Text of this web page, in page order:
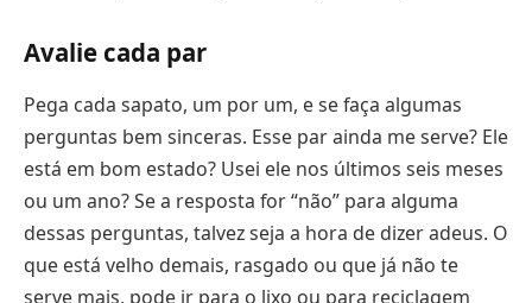
Avalie cada par
Pega cada sapato, um por um, e se faça algumas
perguntas bem sinceras. Esse par ainda me serve? Ele
está em bom estado? Usei ele nos últimos seis meses
ou um ano? Se a resposta for “não” para alguma
dessas perguntas, talvez seja a hora de dizer adeus. O
que está velho demais, rasgado ou que já não te
serve mais, pode ir para o lixo ou para reciclagem